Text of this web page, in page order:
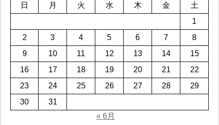
日 月 火 水 木 金
土
1
2
3 4 5 6 7
8
9
10 11 12 13 14
15
16
17 18 19 20 21
22
23
24 25 26 27 28
29
30
31
« 6月